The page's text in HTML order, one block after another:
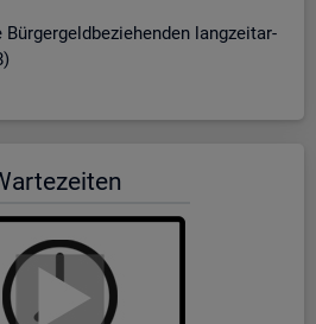
lang­zeit­ar­